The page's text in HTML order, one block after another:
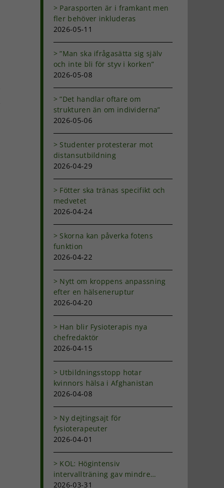
Parasporten är i framkant men
fler behöver inkluderas
2026-05-11
”Man ska ifrågasätta sig själv
och inte bli för styv i korken”
2026-05-08
”Det handlar oftare om
strukturen än om individerna”
2026-05-06
Studenter protesterar mot
distansutbildning
2026-04-29
Fötter ska tränas specifikt och
medvetet
2026-04-24
Skorna kan påverka fotens
funktion
2026-04-22
Nytt om kroppens anpassning
efter en hälseneruptur
2026-04-20
Han blir Fysioterapis nya
chefredaktör
2026-04-15
Utbildningsstopp hotar
kvinnors hälsa i Afghanistan
2026-04-08
Ny dejtingsajt för
fysioterapeuter
2026-04-01
KOL: Högintensiv
intervallträning gav mindre
andfåddhet
2026-03-31